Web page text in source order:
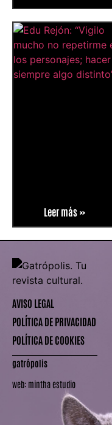
Leer más »
AVISO LEGAL
POLÍTICA DE PRIVACIDAD
POLÍTICA DE COOKIES
gatrópolis
web: mintha estudio